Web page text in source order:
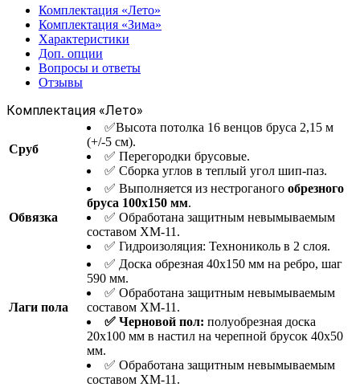
Комплектация «Лето»
Комплектация «Зима»
Характеристики
Доп. опции
Вопросы и ответы
Отзывы
Комплектация «Лето»
Сруб
✅Высота потолка 16 венцов бруса 2,15 м
(+/-5 см).
✅ Перегородки брусовые.
✅ Сборка углов в теплый угол шип-паз.
Обвязка
✅ Выполняется из нестроганого обрезного
бруса 100х150 мм.
✅ Обработана защитным невымываемым
составом ХМ-11.
✅ Гидроизоляция: Технониколь в 2 слоя.
Лаги пола
✅ Доска обрезная 40х150 мм на ребро, шаг
590 мм.
✅ Обработана защитным невымываемым
составом ХМ-11.
✅ Черновой пол: полуобрезная доска
20х100 мм в настил на черепной брусок 40х50
мм.
✅ Обработана защитным невымываемым
составом ХМ-11.